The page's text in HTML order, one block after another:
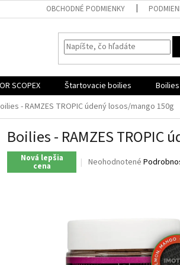
OBCHODNÉ PODMIENKY
SCOPEX Štartovacie boilies Boilies
- RAMZES TROPIC údený losos/mango 150g
Boilies - RAMZES TROPIC
Nová lepšia
cena
Priemerné
Neohodnotené